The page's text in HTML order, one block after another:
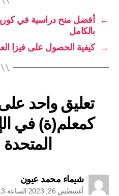
←
بالكامل
→
كيفية الحصول على فيزا
تعليق واحد
كمعلم(ة) في
المتحدة 2023”
شيماء محمد عيون
أغسطس 26, 2023 الساعة 8:13 م